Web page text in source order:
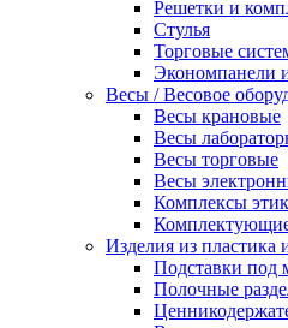
Решетки и
Стулья
Торговые
Экономпанели
Весы / Весовое
Весы крановые
Весы
Весы торговые
Весы
Комплексы
Изделия из пластика
Подставки под
Полочные